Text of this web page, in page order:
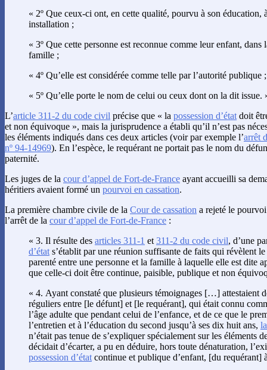
« 2º Que ceux-ci ont, en cette qualité, pourvu à son éducation,
installation ;
« 3º Que cette personne est reconnue comme leur enfant, dans
famille ;
« 4º Qu’elle est considérée comme telle par l’autorité publique ;
« 5º Qu’elle porte le nom de celui ou ceux dont on la dit issue.
L’article 311-2 du code civil précise que « la possession d’état doit
et non équivoque », mais la jurisprudence a établi qu’il n’est pas
les éléments indiqués dans ces deux articles (voir par exemple l’arrêt
nº 94-14969). En l’espèce, le requérant ne portait pas le nom du
paternité.
Les juges de la cour d’appel de Fort-de-France ayant accueilli sa
héritiers avaient formé un pourvoi en cassation.
La première chambre civile de la Cour de cassation a rejeté le
l’arrêt de la cour d’appel de Fort-de-France :
« 3. Il résulte des articles 311-1 et 311-2 du code civil, d’une
d’état s’établit par une réunion suffisante de faits qui révèlent
parenté entre une personne et la famille à laquelle elle est dite
que celle-ci doit être continue, paisible, publique et non
« 4. Ayant constaté que plusieurs témoignages […] attestaient
réguliers entre [le défunt] et [le requérant], qui était connu
l’âge adulte que pendant celui de l’enfance, et de ce que le
l’entretien et à l’éducation du second jusqu’à ses dix huit ans,
n’était pas tenue de s’expliquer spécialement sur les éléments
décidait d’écarter, a pu en déduire, hors toute dénaturation,
possession d’état continue et publique d’enfant, [du requérant]